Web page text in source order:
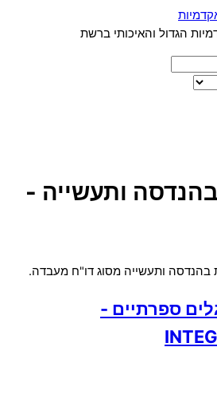
הגדול והאיכותי ברשת
ותעשייה -
בהנדסה ותעשייה מסוג דו"ח מעבדה.
ספרתיים -